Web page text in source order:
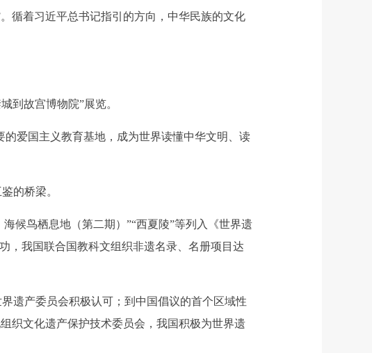
着习近平总书记指引的方向，中华民族的文化
故宫博物院”展览。
爱国主义教育基地，成为世界读懂中华文明、读
的桥梁。
鸟栖息地（第二期）”“西夏陵”等列入《世界遗
，我国联合国教科文组织非遗名录、名册项目达
产委员会积极认可；到中国倡议的首个区域性
织文化遗产保护技术委员会，我国积极为世界遗